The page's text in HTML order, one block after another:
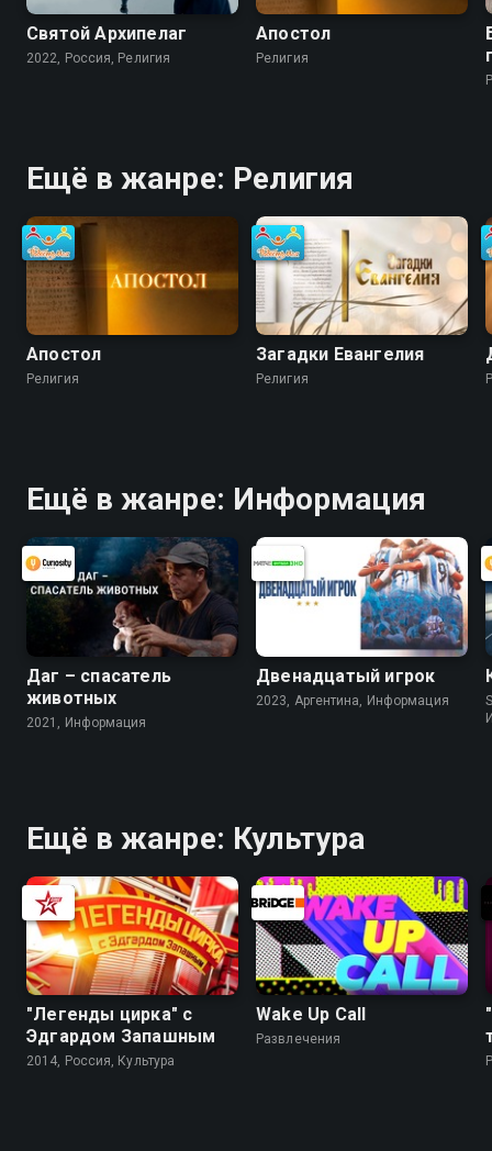
Святой Архипелаг
2022, Россия, Религия
Апостол
Религия
Ещё в жанре: Религия
Апостол
Религия
Загадки Евангелия
Религия
Ещё в жанре: Информация
Даг – спасатель
животных
2021, Информация
Двенадцатый игрок
2023, Аргентина, Информация
Ещё в жанре: Культура
"Легенды цирка" с
Эдгардом Запашным
2014, Россия, Культура
Wake Up Call
Развлечения